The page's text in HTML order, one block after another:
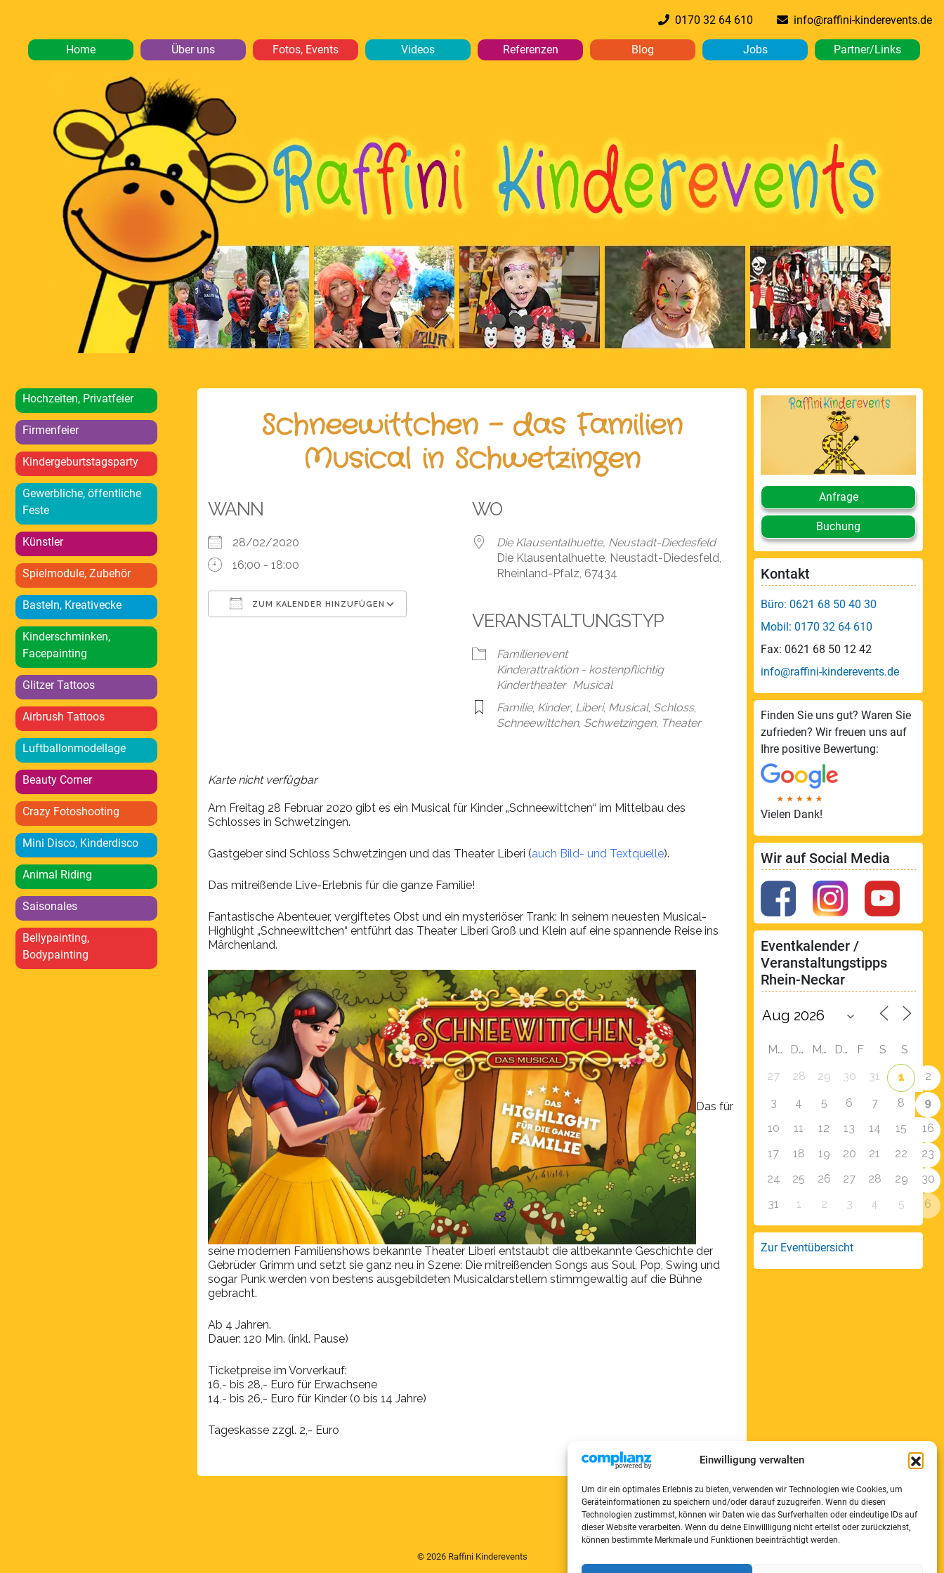
Einwilligung verwalten
Um dir ein optimales Erlebnis zu bieten, verwenden wir Technologien wie Cookies, um
Geräteinformationen zu speichern und/oder darauf zuzugreifen. Wenn du diesen
Technologien zustimmst, können wir Daten wie das Surfverhalten oder eindeutige IDs auf
dieser Website verarbeiten. Wenn du deine Einwillligung nicht erteilst oder zurückziehst,
können bestimmte Merkmale und Funktionen beeinträchtigt werden.
0170 32 64 610 info@raffini-kinderevents.de
Home Über uns Fotos, Events Videos Referenzen Blog Jobs Partner/Links
Hochzeiten, Privatfeier
Firmenfeier
Kindergeburtstagsparty
Gewerbliche, öffentliche
Feste
Künstler
Spielmodule, Zubehör
Basteln, Kreativecke
Kinderschminken,
Facepainting
Glitzer Tattoos
Airbrush Tattoos
Luftballonmodellage
Beauty Corner
Crazy Fotoshooting
Mini Disco, Kinderdisco
Animal Riding
Saisonales
Bellypainting,
Bodypainting
Schneewittchen – das Familien
Musical in Schwetzingen
WANN
28/02/2020
16:00 - 18:00
ZUM KALENDER HINZUFÜGEN
Google Kalender iCalendar Office 365
WO
Die Klausentalhuette, Neustadt-Diedesfeld
Die Klausentalhuette, Neustadt-Diedesfeld,
Rheinland-Pfalz, 67434
VERANSTALTUNGSTYP
Familienevent
Kinderattraktion - kostenpflichtig
Kindertheater Musical
Familie, Kinder, Liberi, Musical, Schloss,
Schneewittchen, Schwetzingen, Theater
Karte nicht verfügbar
Am Freitag 28 Februar 2020 gibt es ein Musical für Kinder „Schneewittchen“ im Mittelbau des
Schlosses in Schwetzingen.
Gastgeber sind Schloss Schwetzingen und das Theater Liberi (auch Bild- und Textquelle).
Das mitreißende Live-Erlebnis für die ganze Familie!
Fantastische Abenteuer, vergiftetes Obst und ein mysteriöser Trank: In seinem neuesten Musical-
Highlight „Schneewittchen“ entführt das Theater Liberi Groß und Klein auf eine spannende Reise ins
Märchenland.
Das für
seine modernen Familienshows bekannte Theater Liberi entstaubt die altbekannte Geschichte der
Gebrüder Grimm und setzt sie ganz neu in Szene: Die mitreißenden Songs aus Soul, Pop, Swing und
sogar Punk werden von bestens ausgebildeten Musicaldarstellern stimmgewaltig auf die Bühne
gebracht.
Ab 4 Jahren.
Dauer: 120 Min. (inkl. Pause)
Ticketpreise im Vorverkauf:
16,- bis 28,- Euro für Erwachsene
14,- bis 26,- Euro für Kinder (0 bis 14 Jahre)
Tageskasse zzgl. 2,- Euro
Anfrage
Buchung
Kontakt
Büro: 0621 68 50 40 30
Mobil: 0170 32 64 610
Fax: 0621 68 50 12 42
info@raffini-kinderevents.de
Finden Sie uns gut? Waren Sie
zufrieden? Wir freuen uns auf
Ihre positive Bewertung:
Vielen Dank!
Wir auf Social Media
Eventkalender /
Veranstaltungstipps
Rhein-Neckar
M D M D F S
S
27
28 29 30 31 1
2
3
4 5 6 7 8
9
10
11 12 13 14 15
16
17
18 19 20 21 22
23
24
25 26 27 28 29
30
31
1 2 3 4 5 6
Zur Eventübersicht
© 2026 Raffini Kinderevents